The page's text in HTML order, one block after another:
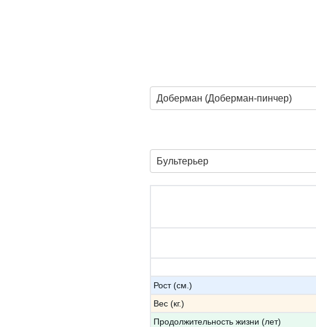
Доберман (Доберман-пинчер)
Бультерьер
Рост (см.)
Вес (кг.)
Продолжительность жизни (лет)